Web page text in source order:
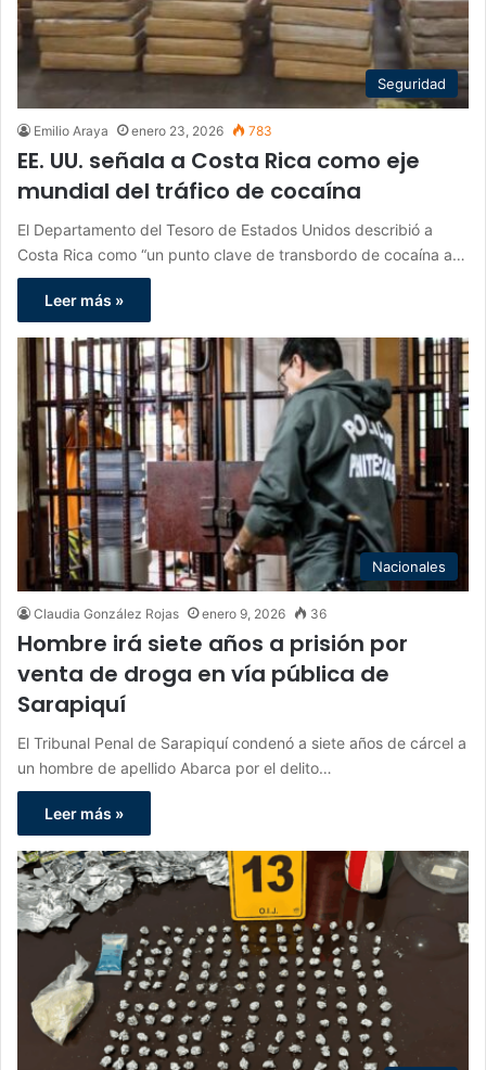
Seguridad
Emilio Araya enero 23, 2026 783
EE. UU. señala a Costa Rica como eje
mundial del tráfico de cocaína
El Departamento del Tesoro de Estados Unidos describió a
Costa Rica como “un punto clave de transbordo de cocaína a…
Leer más »
Nacionales
Claudia González Rojas enero 9, 2026 36
Hombre irá siete años a prisión por
venta de droga en vía pública de
Sarapiquí
El Tribunal Penal de Sarapiquí condenó a siete años de cárcel a
un hombre de apellido Abarca por el delito…
Leer más »